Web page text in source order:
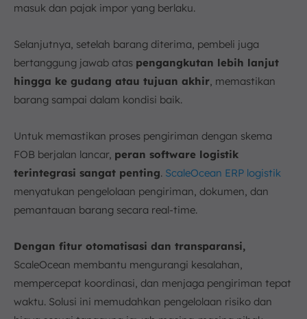
masuk dan pajak impor yang berlaku.
Selanjutnya, setelah barang diterima, pembeli juga
bertanggung jawab atas pengangkutan lebih lanjut
hingga ke gudang atau tujuan akhir , memastikan
barang sampai dalam kondisi baik.
Untuk memastikan proses pengiriman dengan skema
FOB berjalan lancar, peran software logistik
terintegrasi sangat penting. ScaleOcean ERP logistik
menyatukan pengelolaan pengiriman, dokumen, dan
pemantauan barang secara real-time.
Dengan fitur otomatisasi dan transparansi,
ScaleOcean membantu mengurangi kesalahan,
mempercepat koordinasi, dan menjaga pengiriman tepat
waktu. Solusi ini memudahkan pengelolaan risiko dan